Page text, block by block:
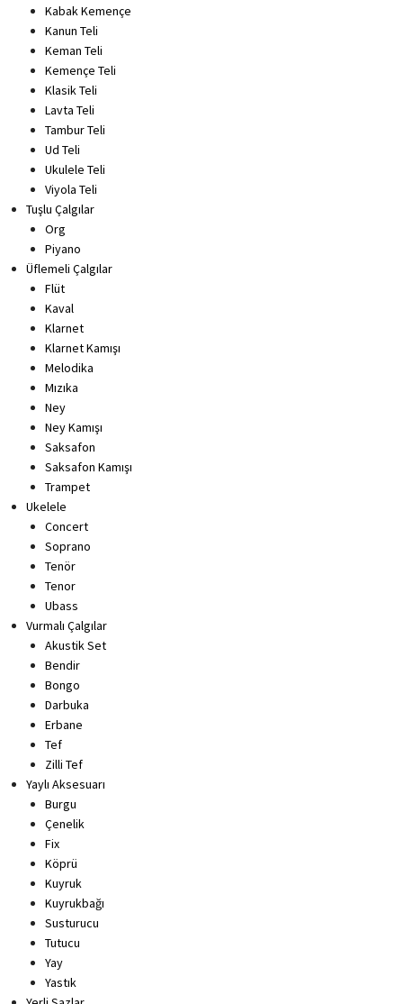
Kabak Kemençe
Kanun Teli
Keman Teli
Kemençe Teli
Klasik Teli
Lavta Teli
Tambur Teli
Ud Teli
Ukulele Teli
Viyola Teli
Tuşlu Çalgılar
Org
Piyano
Üflemeli Çalgılar
Flüt
Kaval
Klarnet
Klarnet Kamışı
Melodika
Mızıka
Ney
Ney Kamışı
Saksafon
Saksafon Kamışı
Trampet
Ukelele
Concert
Soprano
Tenör
Tenor
Ubass
Vurmalı Çalgılar
Akustik Set
Bendir
Bongo
Darbuka
Erbane
Tef
Zilli Tef
Yaylı Aksesuarı
Burgu
Çenelik
Fix
Köprü
Kuyruk
Kuyrukbağı
Susturucu
Tutucu
Yay
Yastık